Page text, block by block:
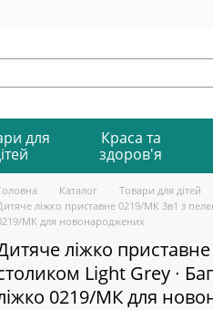
для
Краса та
здоров'я
Каталог
Товари для дітей
ліжко приставне 0219/МК 3в1 з
МК для новонароджених
ліжко
Light Grey ∙
0219/МК для